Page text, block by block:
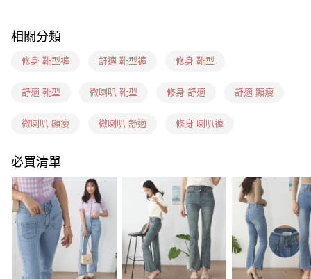
每筆NT$60，滿NT$1,599(含以上)免運費
7-11(信用卡、多元支付)
每筆NT$100，滿NT$1,899(含以上)免運費
每筆NT$100，滿NT$1,899(含以上)免運費
宅配(貨到付款)
每筆NT$100，滿NT$1,899(含以上)免運費
相關分類
修身 靴型褲 舒適 靴型褲 修身 靴型
舒適 靴型 微喇叭 靴型 修身 舒適 舒適 顯瘦
微喇叭 顯瘦 微喇叭 舒適 修身 喇叭褲
必買清單